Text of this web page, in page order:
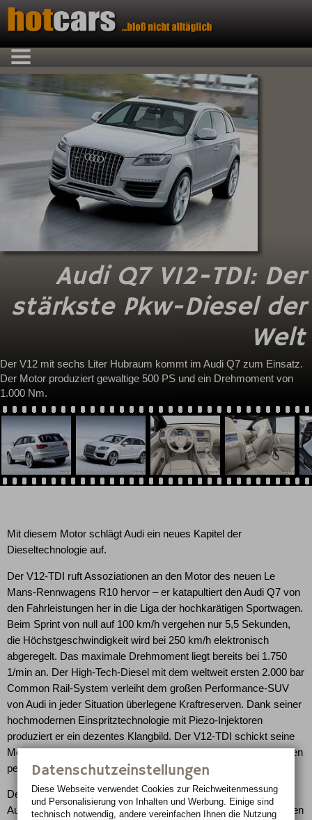
Audi Q7 V12-TDI: Der
stärkste Pkw-Diesel der
Welt
Der V12 mit sechs Liter Hubraum kommt im Audi Q7 zum Einsatz.
Der Motor produziert gewaltige 500 PS und ein Drehmoment von
1.000 Nm.
Mit diesem Motor schlägt Audi ein neues Kapitel der
Dieseltechnologie auf.
Der V12-TDI ruft Assoziationen an den Motor des neuen Le
Mans-Rennwagens R10 hervor – er katapultiert den Audi Q7 von
den Fahrleistungen her in die Liga der hochkarätigen Sportwagen.
Beim Sprint von null auf 100 km/h vergehen nur 5,5 Sekunden,
die Höchstgeschwindigkeit wird bei 250 km/h elektronisch
abgeregelt. Das maximale Drehmoment liegt bereits bei 1.750
1/min an. Der High-Tech-Diesel mit dem weltweit ersten 2.000 bar
Common Rail-System verleiht dem großen Performance-SUV
von Audi in jeder Situation überlegene Kraftreserven. Dank seiner
hochmodernen Einspritztechnologie mit Piezo-Injektoren
produziert er ein dezentes Klangbild. Der V12-TDI schickt seine
Momente über ein neues sechsstufiges tiptronic-Getriebe auf den
permanenten quattro-Antrieb.
Der neue V12-TDI gehört zwar zur Familie der V-Motoren von
Audi, weist jedoch einen speziellen, für diesen Motorentyp idealen
Datenschutzeinstellungen
Diese Webseite verwendet Cookies zur Reichweiten­messung
und Personalisierung von Inhalten und Werbung. Einige sind
technisch notwendig, andere vereinfachen Ihnen die Nutzung